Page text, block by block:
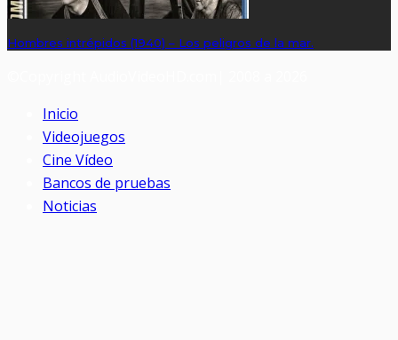
Hombres intrépidos (1940) – Los peligros de la mar.
Inicio
Videojuegos
Cine Vídeo
Bancos de pruebas
Noticias